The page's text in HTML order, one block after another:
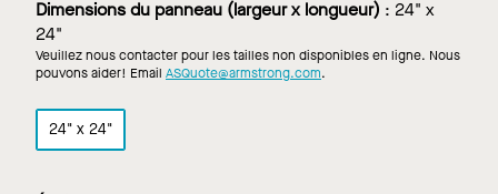
bois
Dimensions du panneau (largeur x longueur) : 24" x
24"
Veuillez nous contacter pour les tailles non disponibles en ligne. Nous
pouvons aider! Email ASQuote@armstrong.com.
24" x 24"